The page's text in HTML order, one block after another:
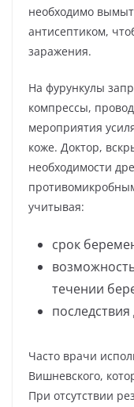
необходимо
антисептиком,
заражения.
На фурункулы
компрессы,
мероприятия
коже. Доктор,
необходимости
учитывая:
срок
течении
Часто врачи
Вишневского,
При отсутствии